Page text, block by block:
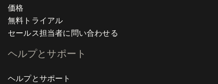
価格
無料トライアル
セールス担当者に問い合わせる
ヘルプとサポート
ヘルプとサポート